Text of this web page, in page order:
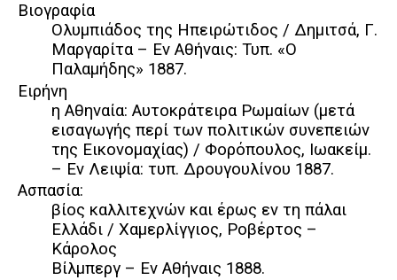
Βιογραφία
Ολυμπιάδος της Ηπειρώτιδος / Δημιτσά, Γ.
Μαργαρίτα – Εν Αθήναις: Τυπ. «Ο
Παλαμήδης» 1887.
Ειρήνη
η Αθηναία: Αυτοκράτειρα Ρωμαίων (μετά
εισαγωγής περί των πολιτικών συνεπειών
της Εικονομαχίας) / Φορόπουλος, Ιωακείμ.
– Εν Λειψία: τυπ. Δρουγουλίνου 1887.
Ασπασία:
βίος καλλιτεχνών και έρως εν τη πάλαι
Ελλάδι / Χαμερλίγγιος, Ροβέρτος –
Κάρολος
Βίλμπεργ – Εν Αθήναις 1888.